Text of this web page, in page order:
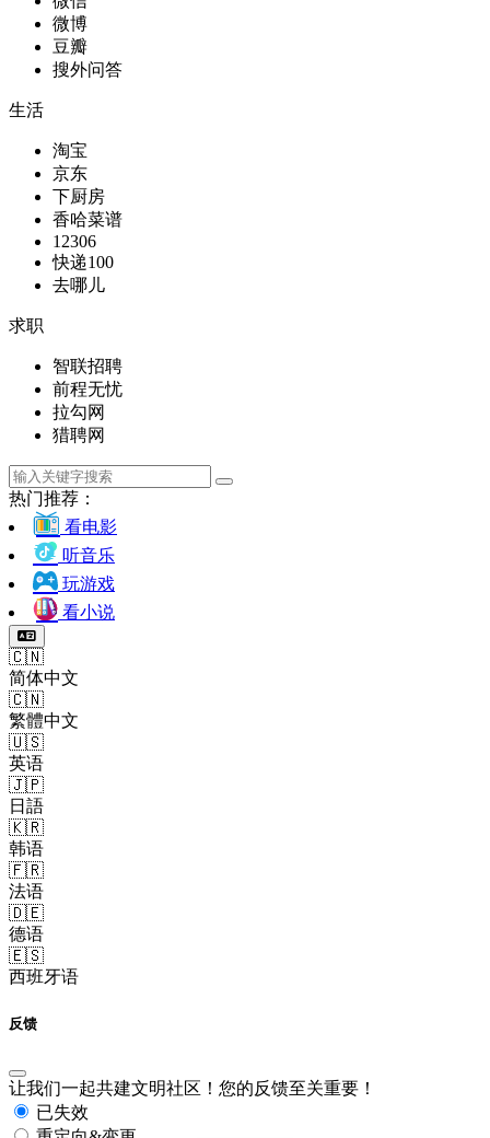
微博
豆瓣
搜外问答
生活
淘宝
京东
下厨房
香哈菜谱
12306
快递100
去哪儿
求职
智联招聘
前程无忧
拉勾网
猎聘网
热门推荐：
看电影
听音乐
玩游戏
看小说
🇨🇳
简体中文
🇨🇳
繁體中文
🇺🇸
英语
🇯🇵
日語
🇰🇷
韩语
🇫🇷
法语
🇩🇪
德语
🇪🇸
西班牙语
反馈
让我们一起共建文明社区！您的反馈至关重要！
已失效